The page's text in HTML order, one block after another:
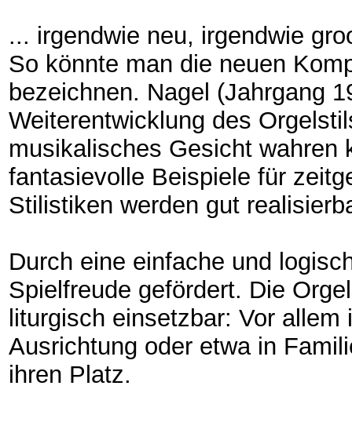
... irgendwie neu, irgendwie
So könnte man die neuen
bezeichnen. Nagel (Jahrgang
Weiterentwicklung des
musikalisches Gesicht wahren
fantasievolle Beispiele für
Stilistiken werden gut
Durch eine einfache und
Spielfreude gefördert. Die
liturgisch einsetzbar: Vor
Ausrichtung oder etwa in
ihren Platz.